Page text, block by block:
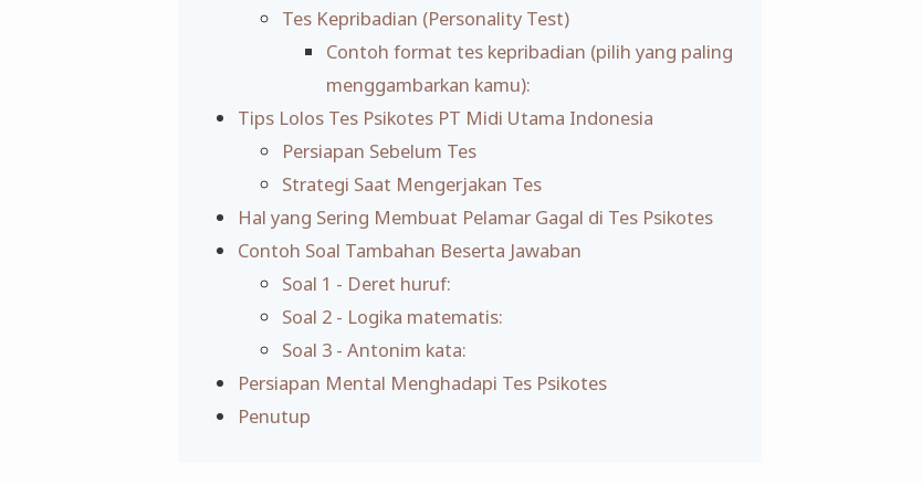
Tes Kepribadian (Personality Test)
Contoh format tes kepribadian (pilih yang paling
menggambarkan kamu):
Tips Lolos Tes Psikotes PT Midi Utama Indonesia
Persiapan Sebelum Tes
Strategi Saat Mengerjakan Tes
Hal yang Sering Membuat Pelamar Gagal di Tes Psikotes
Contoh Soal Tambahan Beserta Jawaban
Soal 1 - Deret huruf:
Soal 2 - Logika matematis:
Soal 3 - Antonim kata:
Persiapan Mental Menghadapi Tes Psikotes
Penutup